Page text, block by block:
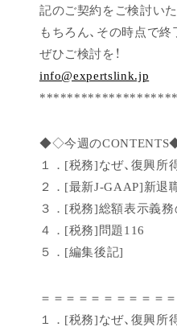
記のご契約をご検討い
もちろん、その時点で
ぜひご検討を！
info@expertslink.jp
◆◇今週の
１．[税務]なぜ、復興
２．[最新J-GAAP]新退
３．[税務]総額表示義
４．[税務]問題116
５．[編集後記]
＝＝＝＝＝＝＝＝＝＝
１．[税務]なぜ、復興